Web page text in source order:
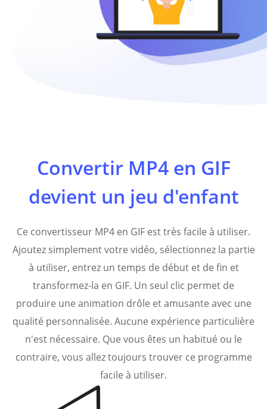
Convertir MP4 en GIF
devient un jeu d'enfant
Ce convertisseur MP4 en GIF est très facile à utiliser.
Ajoutez simplement votre vidéo, sélectionnez la partie
à utiliser, entrez un temps de début et de fin et
transformez-la en GIF. Un seul clic permet de
produire une animation drôle et amusante avec une
qualité personnalisée. Aucune expérience particulière
n'est nécessaire. Que vous êtes un habitué ou le
contraire, vous allez toujours trouver ce programme
facile à utiliser.